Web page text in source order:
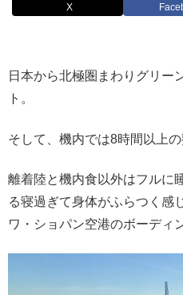
X
日本から北極圏まわりグリー
ト。
そして、機内では8時間以上の
離着陸と機内食以外はフルに
る寝過ぎて身体がふらつく感
ワ・ショパン空港のボーディ